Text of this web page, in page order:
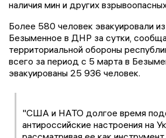
наличия мин и других
Более 580 человек эвакуировали
Безыменное в ДНР за сутки,
территориальной обороны
всего за период с 5 марта в
эвакуированы 25 936 человек.
"США и НАТО долгое время
антироссийские настроения на